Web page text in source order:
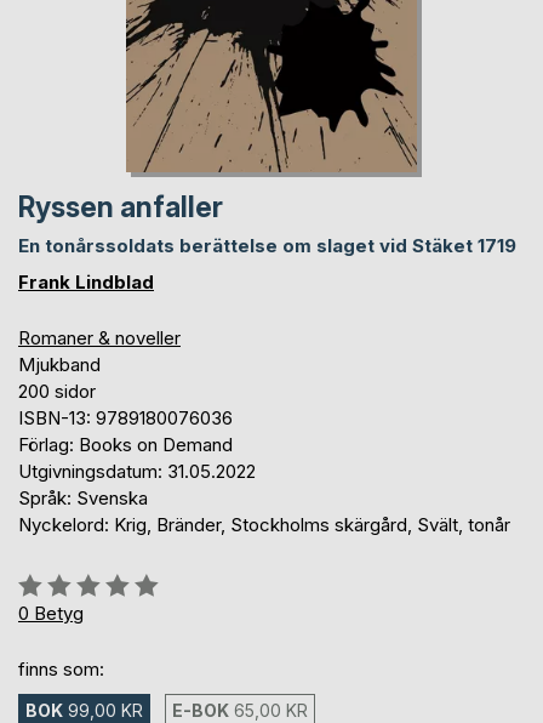
Ryssen anfaller
En tonårssoldats berättelse om slaget vid Stäket 1719
Frank Lindblad
Romaner & noveller
Mjukband
200 sidor
ISBN-13: 9789180076036
Förlag: Books on Demand
Utgivningsdatum: 31.05.2022
Språk: Svenska
Nyckelord: Krig, Bränder, Stockholms skärgård, Svält, tonår
Betyg::
0%
0 Betyg
finns som:
BOK 99,00 KR E-BOK 65,00 KR